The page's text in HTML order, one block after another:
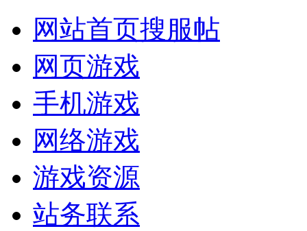
网站首页搜服帖
网页游戏
手机游戏
网络游戏
游戏资源
站务联系